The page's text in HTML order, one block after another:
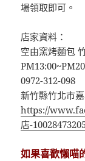
場領取即可。
店家資料：
空由窯烤麵包
0972-312-098
新竹縣竹北市
https://
店-
如果喜歡懶喵